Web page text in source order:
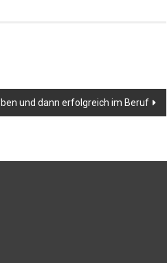
und dann erfolgreich im Beruf